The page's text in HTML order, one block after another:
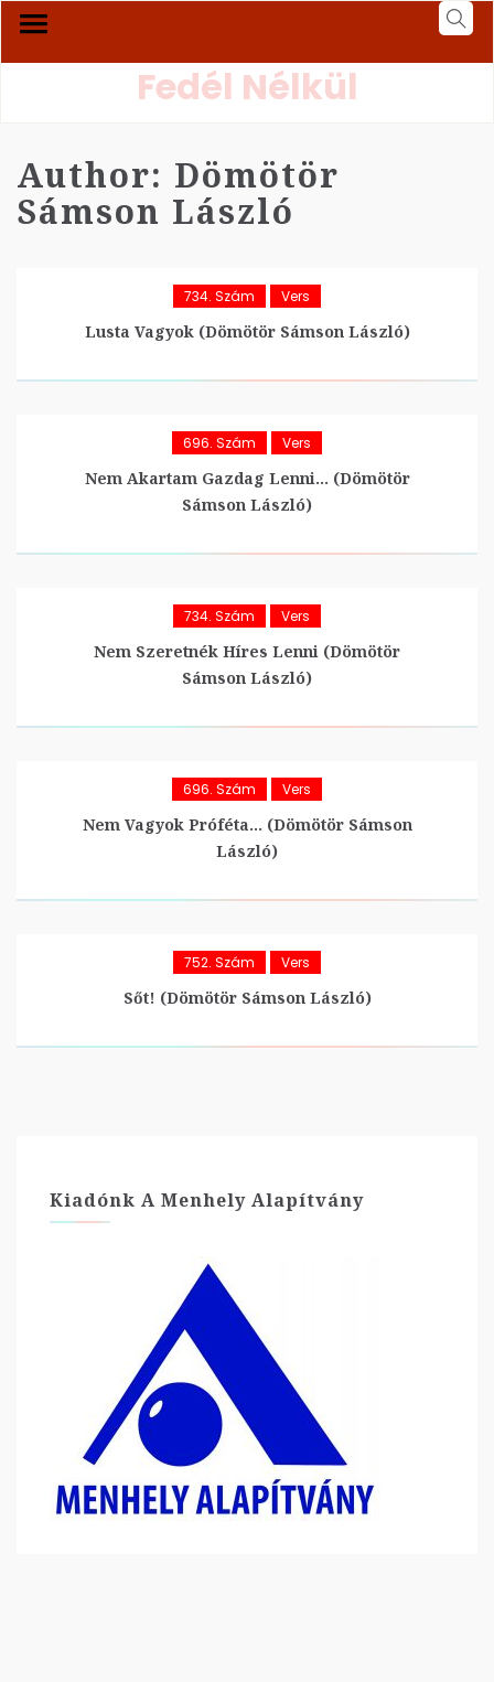
Fedél Nélkül
Author: Dömötör
Sámson László
734. Szám Vers
Lusta Vagyok (Dömötör Sámson László)
696. Szám Vers
Nem Akartam Gazdag Lenni… (Dömötör
Sámson László)
734. Szám Vers
Nem Szeretnék Híres Lenni (Dömötör
Sámson László)
696. Szám Vers
Nem Vagyok Próféta… (Dömötör Sámson
László)
752. Szám Vers
Sőt! (Dömötör Sámson László)
Kiadónk A Menhely Alapítvány